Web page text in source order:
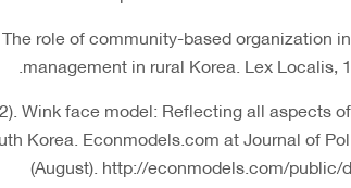
The role of community-based organization
management in rural Korea. Lex Localis,
Wink face model: Reflecting all aspects
Korea. Econmodels.com at Journal of
(August). http://econmodels.com/public/